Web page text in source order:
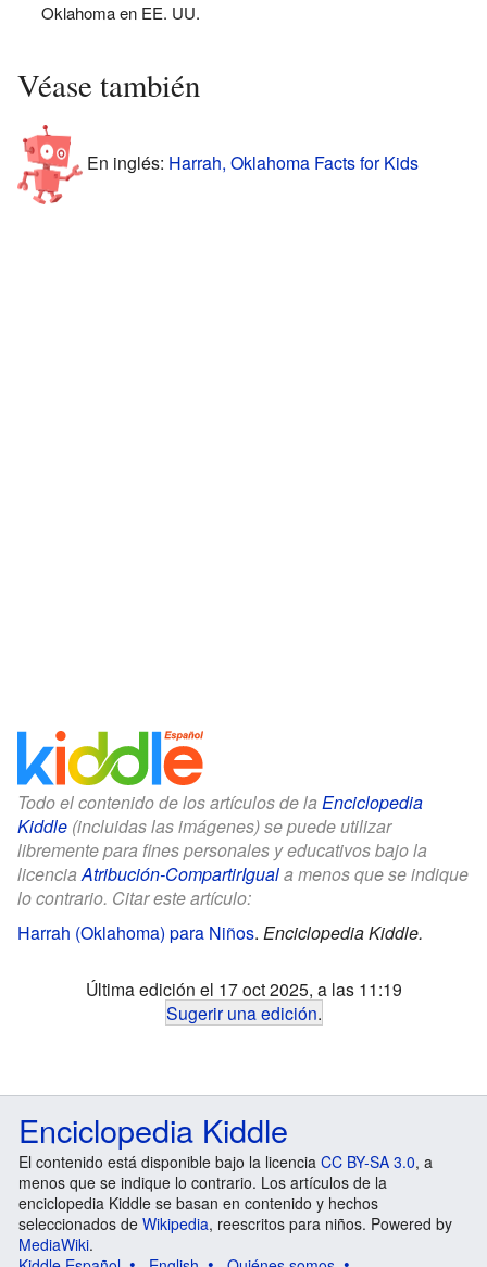
Oklahoma en EE. UU.
Véase también
En inglés: Harrah, Oklahoma Facts for Kids
Todo el contenido de los artículos de la Enciclopedia
Kiddle (incluidas las imágenes) se puede utilizar
libremente para fines personales y educativos bajo la
licenciaAtribución-CompartirIguala menos que se indique
lo contrario. Citar este artículo:
Harrah (Oklahoma) para Niños. Enciclopedia Kiddle.
Última edición el 17 oct 2025, a las 11:19
Sugerir una edición.
Enciclopedia Kiddle
El contenido está disponible bajo la licencia CC BY-SA 3.0, a
menos que se indique lo contrario. Los artículos de la
enciclopedia Kiddle se basan en contenido y hechos
seleccionados de Wikipedia, reescritos para niños. Powered by
MediaWiki.